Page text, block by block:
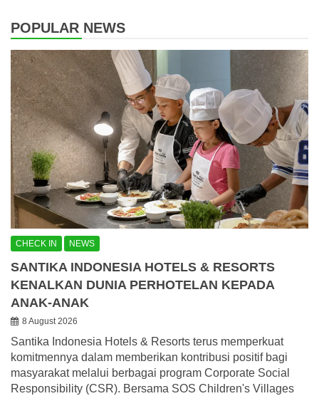
POPULAR NEWS
CHECK IN NEWS
SANTIKA INDONESIA HOTELS & RESORTS
KENALKAN DUNIA PERHOTELAN KEPADA
ANAK-ANAK
8 August 2026
Santika Indonesia Hotels & Resorts terus memperkuat
komitmennya dalam memberikan kontribusi positif bagi
masyarakat melalui berbagai program Corporate Social
Responsibility (CSR). Bersama SOS Children's Villages